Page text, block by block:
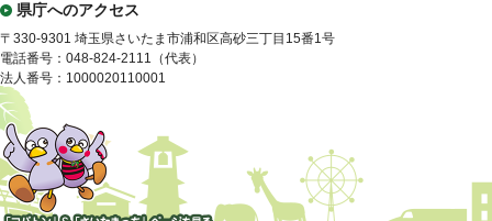
県庁へのアクセス
〒330-9301 埼玉県さいたま市浦和区高砂三丁目15番1号
電話番号：048-824-2111（代表）
法人番号：1000020110001